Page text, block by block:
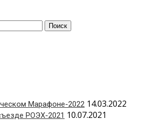
Марафоне-2022 14.03.2022
РОЭХ-2021 10.07.2021